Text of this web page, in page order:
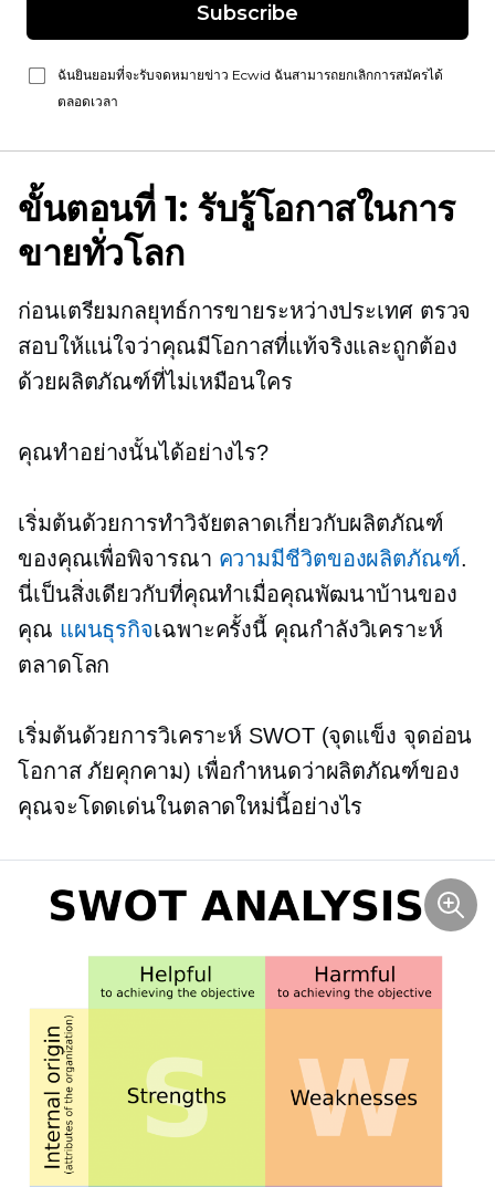
Subscribe
ฉันยินยอมที่จะรับจดหมายข่าว Ecwid ฉันสามารถยกเลิกการสมัครได้
ตลอดเวลา
ขั้นตอนที่ 1: รับรู้โอกาสในการ
ขายทั่วโลก
ก่อนเตรียมกลยุทธ์การขายระหว่างประเทศ ตรวจ
สอบให้แน่ใจว่าคุณมีโอกาสที่แท้จริงและถูกต้อง
ด้วยผลิตภัณฑ์ที่ไม่เหมือนใคร
คุณทำอย่างนั้นได้อย่างไร?
เริ่มต้นด้วยการทำวิจัยตลาดเกี่ยวกับผลิตภัณฑ์
ของคุณเพื่อพิจารณา ความมีชีวิตของผลิตภัณฑ์.
นี่เป็นสิ่งเดียวกับที่คุณทำเมื่อคุณพัฒนาบ้านของ
คุณ แผนธุรกิจเฉพาะครั้งนี้ คุณกำลังวิเคราะห์
ตลาดโลก
เริ่มต้นด้วยการวิเคราะห์ SWOT (จุดแข็ง จุดอ่อน
โอกาส ภัยคุกคาม) เพื่อกำหนดว่าผลิตภัณฑ์ของ
คุณจะโดดเด่นในตลาดใหม่นี้อย่างไร